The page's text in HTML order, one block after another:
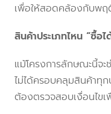
เพื่อให้สอดคล้องกับพฤ
สินค้าประเภทไหน “ซื้อไ
แม้โครงการลักษณะนี้จะ
ไม่ได้ครอบคลุมสินค้าทุก
ต้องตรวจสอบเงื่อนไข